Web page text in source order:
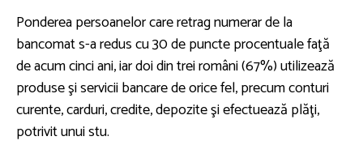
Ponderea persoanelor care retrag numerar de la
bancomat s-a redus cu 30 de puncte procentuale faţă
de acum cinci ani, iar doi din trei români (67%) utilizează
produse şi servicii bancare de orice fel, precum conturi
curente, carduri, credite, depozite şi efectuează plăţi,
potrivit unui stu.